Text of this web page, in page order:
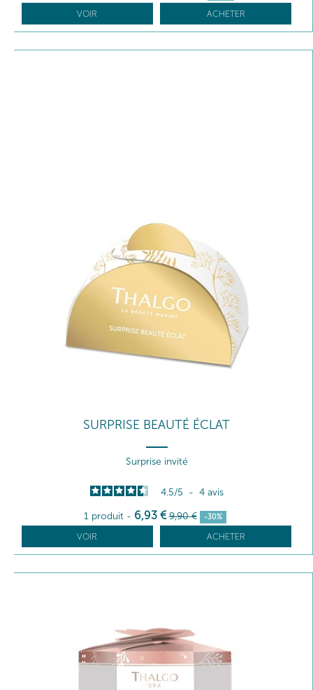
VOIR ACHETER
SURPRISE BEAUTÉ ÉCLAT
Surprise invité
4.5/5 - 4 avis
1 produit - 6,93 € 9,90 € -30%
VOIR ACHETER